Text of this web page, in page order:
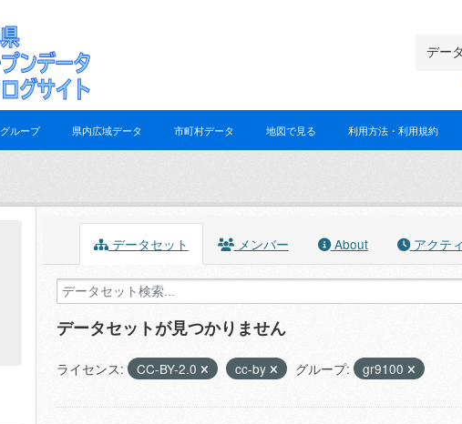
グループ 県内広域データ 市町村データ 地図で見る 利用方法・利用規約
データセット メンバー About アクテ
データセットが見つかりません
ライセンス: CC-BY-2.0 cc-by グループ: gr9100